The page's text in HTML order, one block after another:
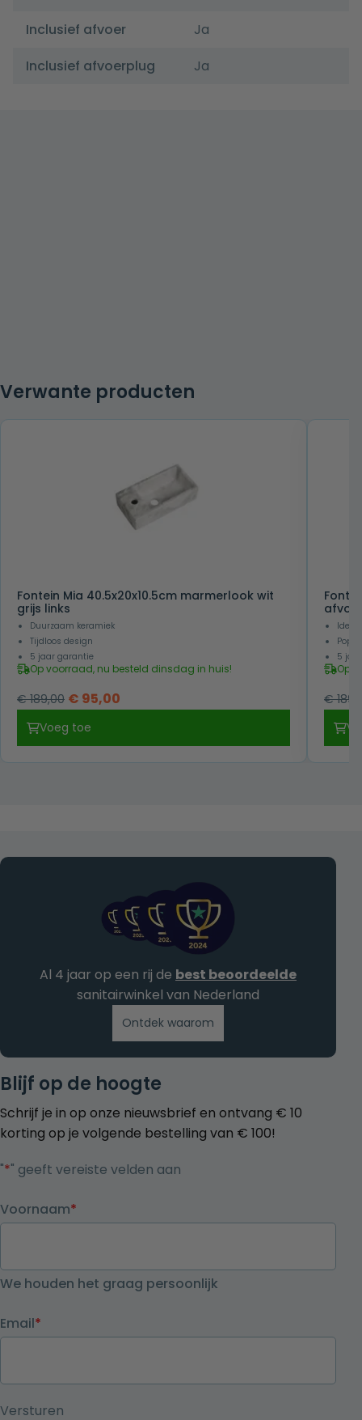
Inclusief afvoer
Ja
Inclusief afvoerplug
Ja
Verwante producten
Fontein Mia 40.5x20x10.5cm marmerlook wit
grijs links
Duurzaam keramiek
Tijdloos design
5 jaar garantie
Op voorraad, nu besteld dinsdag in huis!
€189,00 Oorspronkelijke
was:
€ 189,00.
€ 95,00
€ 95,00.
Voeg toe
5
Op
€
Blijf op de hoogte
Schrijf je in op onze nieuwsbrief en ontvang € 10
korting op je volgende bestelling van € 100!
"*" geeft vereiste velden aan
Voornaam*
We houden het graag persoonlijk
Email*
Al 4 jaar op een rij de best beoordeelde
sanitairwinkel van Nederland
Ontdek waarom